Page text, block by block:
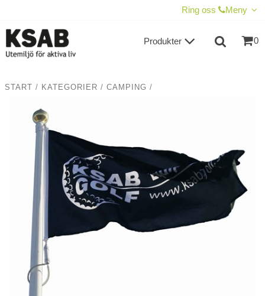
Ring oss Meny
0
Produkter
START / KATEGORIER / CAMPING /
TILL KASSAN